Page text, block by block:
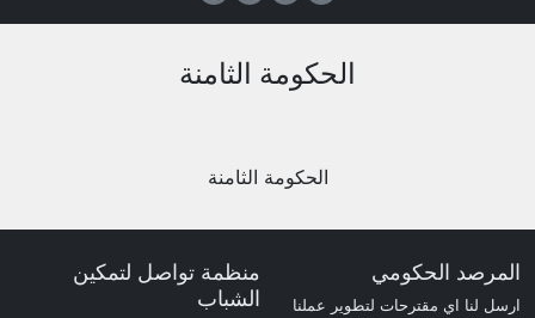
الحكومة الثامنة
الحكومة الثامنة
المرصد الحكومي
ارسل لنا اي مقترحات لتطوير عملنا
منظمة تواصل لتمكين
الشباب